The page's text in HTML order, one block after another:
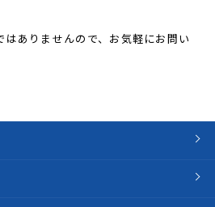
ありませんので、お気軽にお問い